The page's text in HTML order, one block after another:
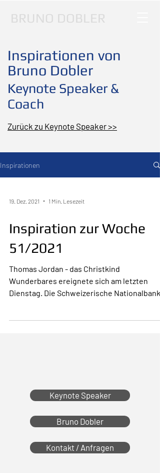
BRUNO DOBLER
Inspirationen von
Bruno Dobler
Keynote Speaker &
Coach
Zurück zu Keynote Speaker >>
Inspirationen
19. Dez. 2021 1 Min. Lesezeit
Inspiration zur Woche
51/2021
Thomas Jordan - das Christkind
Wunderbares ereignete sich am letzten
Dienstag. Die Schweizerische Nationalbank
Keynote Speaker
Bruno Dobler
Kontakt / Anfragen